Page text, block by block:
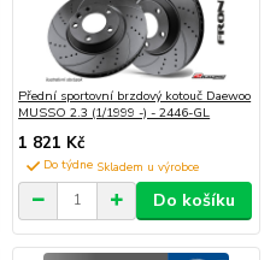
Přední sportovní brzdový kotouč Daewoo
MUSSO 2.3 (1/1999 -) - 2446-GL
1 821 Kč
Do týdne
Do košíku